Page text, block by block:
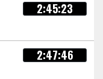
2:45:23
2:47:46